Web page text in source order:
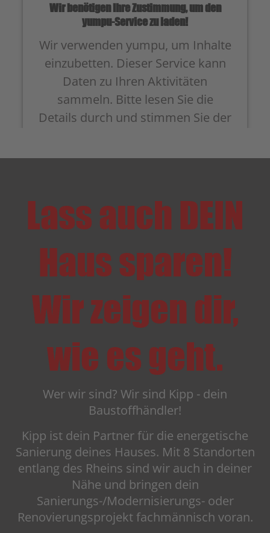
Wir benötigen Ihre Zustimmung, um den
yumpu-Service zu laden!
Wir verwenden yumpu, um Inhalte
einzubetten. Dieser Service kann
Daten zu Ihren Aktivitäten
sammeln. Bitte lesen Sie die
Details durch und stimmen Sie der
Akzeptieren
Platform&eRecht24
Lass auch DEIN
Haus sparen!
Wir zeigen dir,
wie es geht.
Wer wir sind? Wir sind Kipp - dein
Baustoffhändler!
Kipp ist dein Partner für die energetische
Sanierung deines Hauses. Mit 8 Standorten
entlang des Rheins sind wir auch in deiner
Nähe und bringen dein
Sanierungs-/Modernisierungs- oder
Renovierungsprojekt fachmännisch voran.